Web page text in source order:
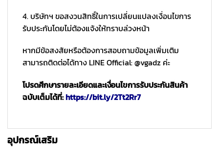
4. บริษัทฯ ขอสงวนสิทธิ์ในการเปลี่ยนแปลงเงื่อนไขการ
รับประกันโดยไม่ต้องแจ้งให้ทราบล่วงหน้า
หากมีข้อสงสัยหรือต้องการสอบถามข้อมูลเพิ่มเติม
สามารถติดต่อได้ทาง LINE Official: @vgadz ค่ะ
โปรดศึกษารายละเอียดและเงื่อนไขการรับประกันสินค้า
ฉบับเต็มได้ที่:https://bit.ly/2Tt2Rr7
อุปกรณ์เสริม